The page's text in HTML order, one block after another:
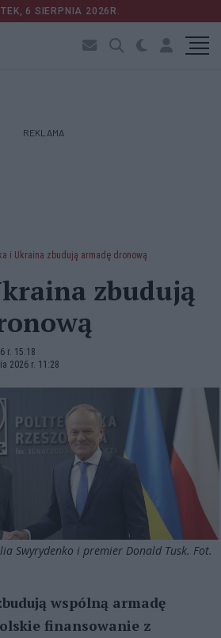
6 SIERPNIA 2026R.
REKLAMA
i Ukraina zbudują armadę dronową
zbudują
r. 15:18
2026 r. 11:28
Swyrydenko i premier Donald Tusk. Fot.
wspólną armadę
finansowanie z